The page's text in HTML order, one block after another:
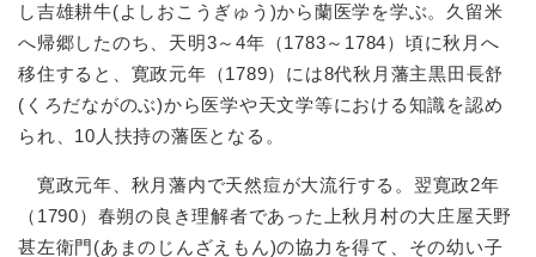
し吉雄耕牛(よしおこうぎゅう)から蘭医学を学ぶ。久留米
へ帰郷したのち、天明3～4年（1783～1784）頃に秋月へ
移住すると、寛政元年（1789）には8代秋月藩主黒田長舒
(くろだながのぶ)から医学や天文学等における知識を認め
られ、10人扶持の藩医となる。
寛政元年、秋月藩内で天然痘が大流行する。翌寛政2年
（1790）春朔の良き理解者であった上秋月村の大庄屋天野
甚左衛門(あまのじんざえもん)の協力を得て、その幼い子